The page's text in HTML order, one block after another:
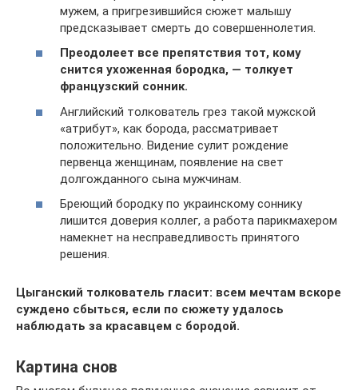
мужем, а пригрезившийся сюжет малышу
предсказывает смерть до совершеннолетия.
Преодолеет все препятствия тот, кому
снится ухоженная бородка, — толкует
французский сонник.
Английский толкователь грез такой мужской
«атрибут», как борода, рассматривает
положительно. Видение сулит рождение
первенца женщинам, появление на свет
долгожданного сына мужчинам.
Бреющий бородку по украинскому соннику
лишится доверия коллег, а работа парикмахером
намекнет на несправедливость принятого
решения.
Цыганский толкователь гласит: всем мечтам вскоре
суждено сбыться, если по сюжету удалось
наблюдать за красавцем с бородой.
Картина снов